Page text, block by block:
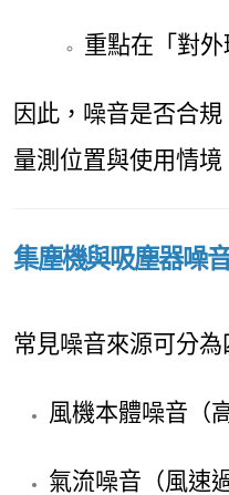
重點在「對外
因此，噪音是否合
量測位置與使用情境
集塵機與吸塵器噪
常見噪音來源可分為
風機本體噪音（
氣流噪音（風速